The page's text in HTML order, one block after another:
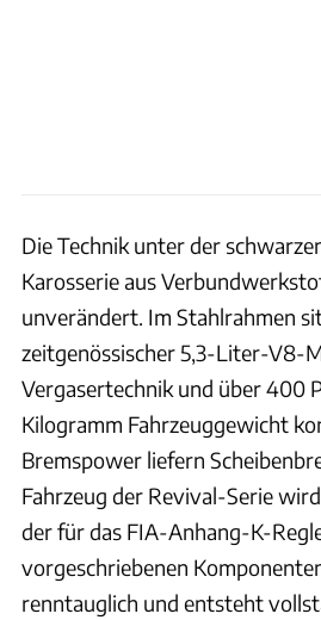
Die Technik unter der
Karosserie aus
unverändert. Im Stahlrahmen
zeitgenössischer 5,3-Liter-V8-
Vergasertechnik und über 400
Kilogramm Fahrzeuggewicht
Bremspower liefern
Fahrzeug der Revival-Serie
der für das FIA-Anhang-K-
vorgeschriebenen
renntauglich und entsteht